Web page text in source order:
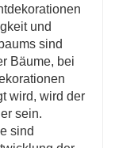
und
sind
Bäume, bei
wird, wird der
sein.
sind